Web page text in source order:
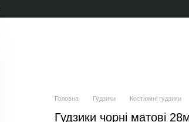
Головна Гудзики Костюмні гудзики
Гудзики чорні матові